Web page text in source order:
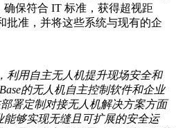
保符合 IT 标准，获得超视距
批准，并将这些系统与现有的企
利用自主无人机提升现场安全和
的无人机自主控制软件和企业
署定制对接无人机解决方案方面
够实现无缝且可扩展的安全运